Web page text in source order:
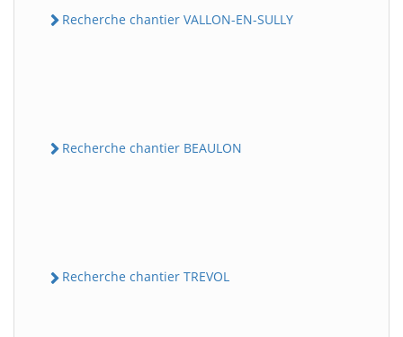
Recherche chantier VALLON-EN-SULLY
Recherche chantier BEAULON
Recherche chantier TREVOL